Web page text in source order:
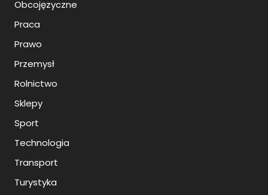
Obcojęzyczne
Praca
Prawo
Przemysł
Rolnictwo
Sklepy
Sport
Technologia
Transport
Turystyka